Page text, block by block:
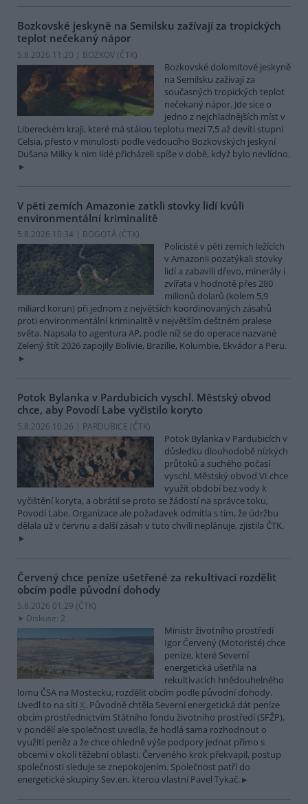
Bozkovské jeskyně na Semilsku zažívají za tropických
teplot nečekaný nápor
5.8.2026 11:20 | BOZKOV (ČTK)
Bozkovské dolomitové jeskyně
na Semilsku zažívají za
současných tropických teplot
nečekaný nápor. Jde sice o
jedno z nejchladnějších míst v
Libereckém kraji, které má stálou teplotu mezi 7,5 až devíti stupni
Celsia, přesto v minulosti podle vedoucího Bozkovských jeskyní
Dušana Milky k nim lidé přicházeli spíše v době, když bylo nevlídno.
V pěti zemích Amazonie zatkli stovky lidí kvůli
environmentální kriminalitě
5.8.2026 10:34 | BOGOTÁ (ČTK)
Policisté v pěti zemích ležících
v Amazonii pozatýkali stovky
lidí a zabavili dřevo, minerály i
zvířata v hodnotě přes 280
milionů dolarů (kolem 5,9
miliard korun) při jednom z největších koordinovaných zásahů
proti environmentální kriminalitě v největším deštném pralese
světa. Napsala to agentura AP, podle níž se do operace nazvané
Zelený štít 2026 zapojily Bolívie, Brazílie, Kolumbie, Ekvádor a Peru.
Potok Bylanka v Pardubicích vyschl. Městský obvod
chce, aby Povodí Labe vyčistilo koryto
5.8.2026 10:26 | PARDUBICE (ČTK)
Potok Bylanka v Pardubicích v
důsledku dlouhodobě nízkých
průtoků a suchého počasí
vyschl. Městský obvod VI chce
využít období bez vody k
vyčištění koryta, a obrátil se proto se žádostí na správce toku,
Povodí Labe. Organizace ale požadavek odmítla s tím, že údržbu
dělala už v červnu a další zásah v tuto chvíli neplánuje, zjistila ČTK.
Červený chce peníze ušetřené za rekultivaci rozdělit
obcím podle původní dohody
5.8.2026 01:29 (ČTK)
Diskuse: 2
Ministr životního prostředí
Igor Červený (Motoristé) chce
peníze, které Severní
energetická ušetřila na
rekultivacích hnědouhelného
lomu ČSA na Mostecku, rozdělit obcím podle původní dohody.
Uvedl to na síti X. Původně chtěla Severní energetická dát peníze
obcím prostřednictvím Státního fondu životního prostředí (SFŽP),
v pondělí ale společnost uvedla, že hodlá sama rozhodnout o
využití peněz a že chce ohledně výše podpory jednat přímo s
obcemi v okolí těžební oblasti. Červeného krok překvapil, postup
společnosti sleduje se znepokojením. Společnost patří do
energetické skupiny Sev.en, kterou vlastní Pavel Tykač.